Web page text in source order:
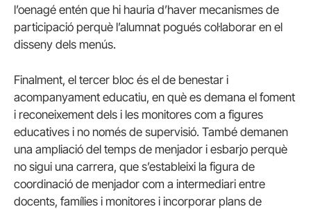
l’oenagé entén que hi hauria d’haver mecanismes de
participació perquè l’alumnat pogués col·laborar en el
disseny dels menús.
Finalment, el tercer bloc és el de benestar i
acompanyament educatiu, en què es demana el foment
i reconeixement dels i les monitores com a figures
educatives i no només de supervisió. També demanen
una ampliació del temps de menjador i esbarjo perquè
no sigui una carrera, que s’estableixi la figura de
coordinació de menjador com a intermediari entre
docents, famílies i monitores i incorporar plans de